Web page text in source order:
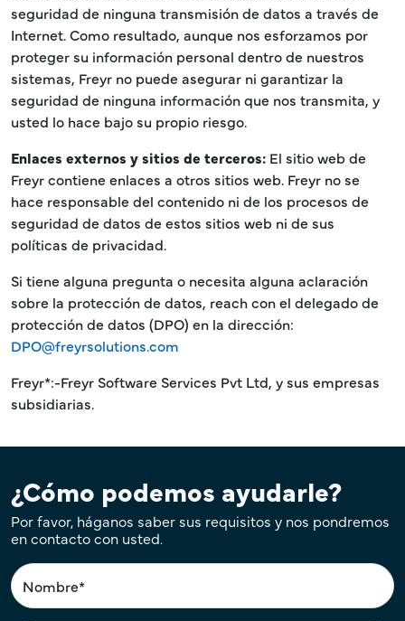
seguridad de ninguna transmisión de datos a través de
Internet. Como resultado, aunque nos esforzamos por
proteger su información personal dentro de nuestros
sistemas, Freyr no puede asegurar ni garantizar la
seguridad de ninguna información que nos transmita, y
usted lo hace bajo su propio riesgo.
Enlaces externos y sitios de terceros: El sitio web de
Freyr contiene enlaces a otros sitios web. Freyr no se
hace responsable del contenido ni de los procesos de
seguridad de datos de estos sitios web ni de sus
políticas de privacidad.
Si tiene alguna pregunta o necesita alguna aclaración
sobre la protección de datos, reach con el delegado de
protección de datos (DPO) en la dirección:
DPO@freyrsolutions.com
Freyr*:-Freyr Software Services Pvt Ltd, y sus empresas
subsidiarias.
¿Cómo podemos ayudarle?
Por favor, háganos saber sus requisitos y nos pondremos
en contacto con usted.